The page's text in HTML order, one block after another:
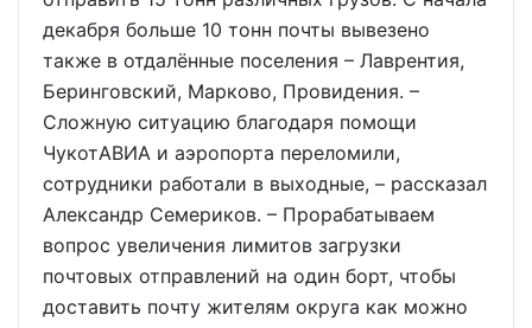
декабря больше 10 тонн почты вывезено
также в отдалённые поселения – Лаврентия,
Беринговский, Марково, Провидения. –
Сложную ситуацию благодаря помощи
ЧукотАВИА и аэропорта переломили,
сотрудники работали в выходные, – рассказал
Александр Семериков. – Прорабатываем
вопрос увеличения лимитов загрузки
почтовых отправлений на один борт, чтобы
доставить почту жителям округа как можно